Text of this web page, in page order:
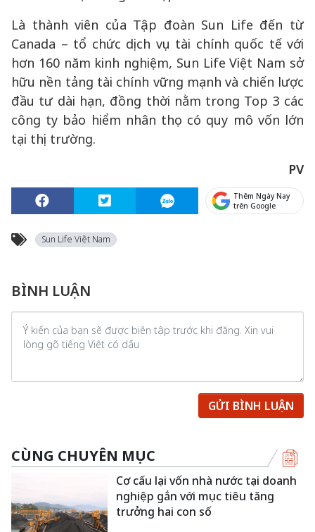
Là thành viên của Tập đoàn Sun Life đến từ
Canada – tổ chức dịch vụ tài chính quốc tế với
hơn 160 năm kinh nghiệm, Sun Life Việt Nam sở
hữu nền tảng tài chính vững mạnh và chiến lược
đầu tư dài hạn, đồng thời nằm trong Top 3 các
công ty bảo hiểm nhân thọ có quy mô vốn lớn
tại thị trường.
PV
Thêm Ngày Nay
trên Google
Sun Life Việt Nam
BÌNH LUẬN
GỬI BÌNH LUẬN
CÙNG CHUYÊN MỤC
Cơ cấu lại vốn nhà nước tại doanh
nghiệp gắn với mục tiêu tăng
trưởng hai con số